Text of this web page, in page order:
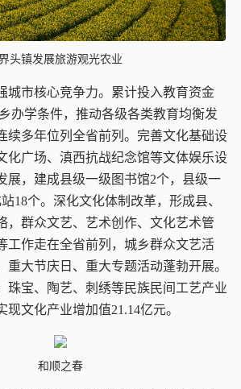
头镇发展旅游观光农业
城市核心竞争力。 累计投入教育资金
办学条件，推动各级各类教育均衡发
续多年位列全省前列。完善文化基础设
化广场、滇西抗战纪念馆等文体娱乐设
展，建成县级一级图书馆2个，县级一
18个。深化文化体制改革，形成县、
，群众文艺、艺术创作、文化艺术管
工作走在全省前列，城乡群众文艺活
重大节庆日、重大专题活动蓬勃开展。
珠宝、陶艺、刺绣等民族民间工艺产业
现文化产业增加值21.14亿元。
和顺之春